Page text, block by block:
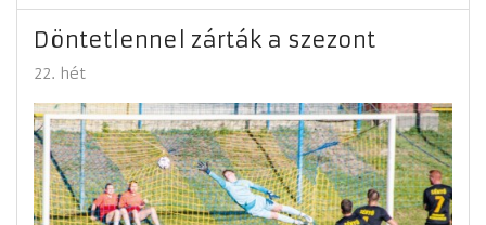
Döntetlennel zárták a szezont
22. hét